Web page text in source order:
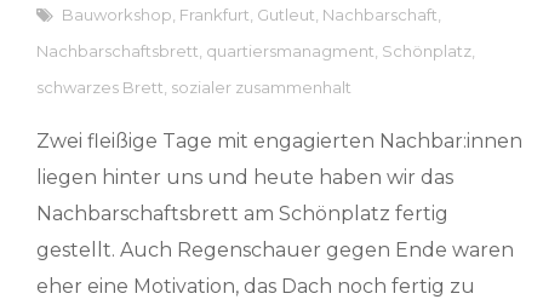
Bauworkshop Frankfurt Gutleut Nachbarschaft
Nachbarschaftsbrett quartiersmanagment Schönplatz
schwarzes Brett sozialer zusammenhalt
Zwei fleißige Tage mit engagierten Nachbar:innen
liegen hinter uns und heute haben wir das
Nachbarschaftsbrett am Schönplatz fertig
gestellt. Auch Regenschauer gegen Ende waren
eher eine Motivation, das Dach noch fertig zu